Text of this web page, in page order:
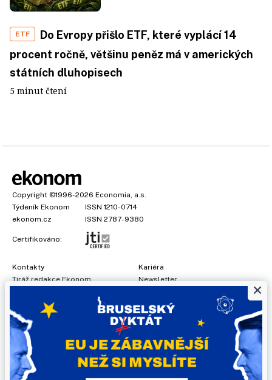
ETF
Do Evropy přišlo ETF, které vyplácí 14
procent ročně, většinu peněz má v amerických
státních dluhopisech
5 minut čtení
Copyright ©1996-2026 Economia, a.s.
Týdeník Ekonom
ISSN 1210-0714
ekonom.cz
ISSN 2787-9380
Certifikováno:
Kontakty
Tiráž redakce Ekonom
Kariéra
Newsletter
Prohlášení o cookies
Nastavení soukromí
Ochrana osobních údajů
Inzerce
, obchodní garant:Adéla Formáčková,+420 739 500 832
Jakékoliv užití obsahu, včetně převzetí článků, je bez souhlasu
×